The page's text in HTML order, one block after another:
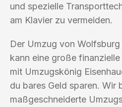
und spezielle
am Klavier zu vermeiden.
Der Umzug von
kann eine große
mit Umzugskönig
du bares Geld sparen. Wir
maßgeschneiderte